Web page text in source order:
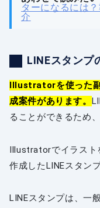
ターになるには
介
LINEスタンプ
Illustratorを使った
成案件があります。
ることができるため
Illustratorでイラスト
作成したLINEスタン
LINEスタンプは、一